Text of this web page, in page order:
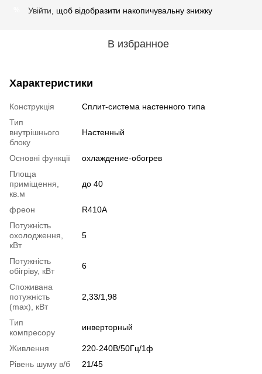
Увійти , щоб відобразити накопичувальну знижку
В избранное
Характеристики
Конструкція
Cплит-система настенного типа
Тип
внутрішнього
блоку
Настенный
Основні функції
охлаждение-обогрев
Площа
приміщення,
кв.м
до 40
фреон
R410A
Потужність
охолодження,
кВт
5
Потужність
обігріву, кВт
6
Споживана
потужність
(max), кВт
2,33/1,98
Тип
компресору
инверторный
Живлення
220-240В/50Гц/1ф
Рівень шуму в/б
21/45